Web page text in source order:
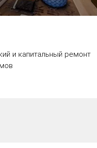
и капитальный ремонт